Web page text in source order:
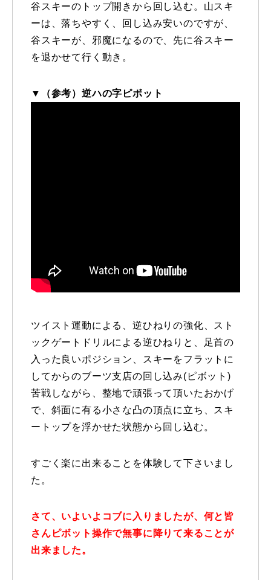
谷スキーのトップ開きから回し込む。山スキ
ーは、落ちやすく、回し込み安いのですが、
谷スキーが、邪魔になるので、先に谷スキー
を退かせて行く動き。
▼（参考）逆ハの字ピボット
ツイスト運動による、逆ひねりの強化、スト
ックゲートドリルによる逆ひねりと、足首の
入った良いポジション、スキーをフラットに
してからのブーツ支店の回し込み(ピボット)
苦戦しながら、整地で頑張って頂いたおかげ
で、斜面に有る小さな凸の頂点に立ち、スキ
ートップを浮かせた状態から回し込む。
すごく楽に出来ることを体験して下さいまし
た。
さて、いよいよコブに入りましたが、何と皆
さんピボット操作で無事に降りて来ることが
出来ました。